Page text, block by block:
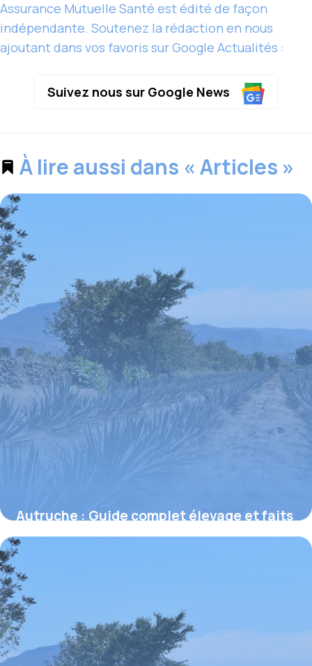
Assurance Mutuelle Santé est édité de façon
indépendante. Soutenez la rédaction en nous
ajoutant dans vos favoris sur Google Actualités :
Suivez nous sur Google News
À lire aussi dans « Articles »
Autruche : Guide complet élevage et faits
2 juillet 2026